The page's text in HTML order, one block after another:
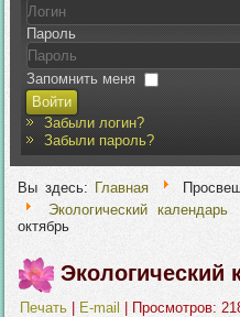
Пароль
Запомнить меня
Войти
Забыли логин?
Забыли пароль?
Вы здесь: Главная
Экологический календарь
октябрь
Экологический
Печать | E-mail | Просмотров: